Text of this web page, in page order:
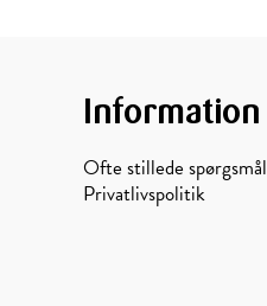
Information
Ofte stillede spørgsmål
Privatlivspolitik